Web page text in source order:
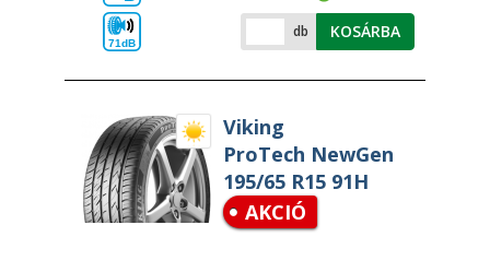
71dB
db KOSÁRBA
Viking
ProTech NewGen
195/65 R15 91H
AKCIÓ